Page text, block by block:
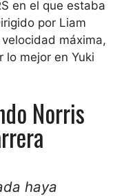
en el que estaba
por Liam
máxima,
lo mejor en Yuki
Norris
haya